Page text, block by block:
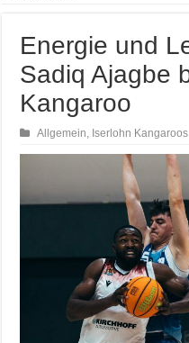
Energie und
Sadiq Ajagbe
Kangaroo
Allgemein Iserlohn Kangaroos